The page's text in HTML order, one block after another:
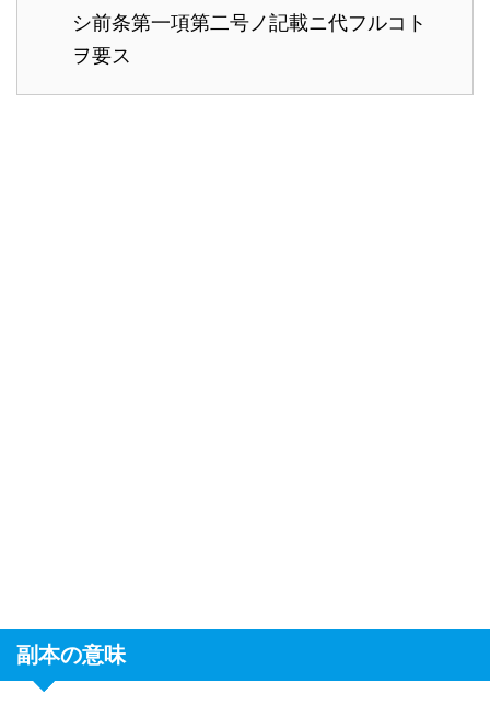
シ前条第一項第二号ノ記載ニ代フルコト
ヲ要ス
副本の意味